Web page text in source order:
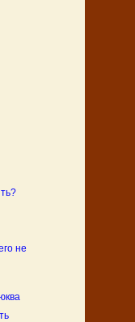
не